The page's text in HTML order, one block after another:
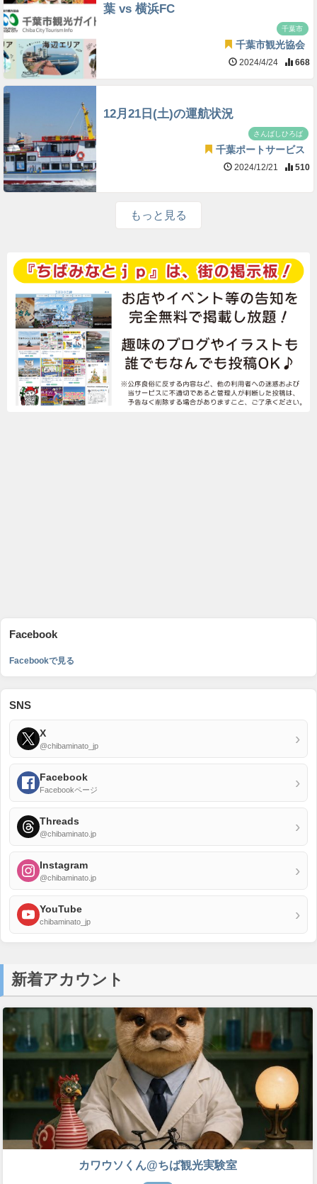
葉 vs 横浜FC
千葉市
千葉市観光協会
2024/4/24 668
12月21日(土)の運航状況
さんばしひろば
千葉ポートサービス
2024/12/21 510
もっと見る
Facebook
Facebookで見る
SNS
X
@chibaminato_jp ›
Facebook
Facebookページ ›
Threads
@chibaminato.jp ›
Instagram
@chibaminato.jp ›
YouTube
chibaminato_jp ›
新着アカウント
カワウソくん@ちば観光実験室